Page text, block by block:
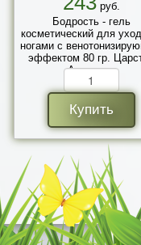
руб.
Бодрость - гель
косметический для
ногами с
эффектом 80 гр.
Ароматов
Купить